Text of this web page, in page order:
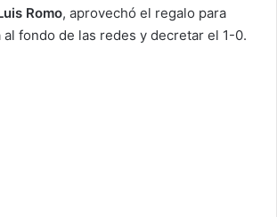
Romo, aprovechó el regalo para
fondo de las redes y decretar el 1-0.